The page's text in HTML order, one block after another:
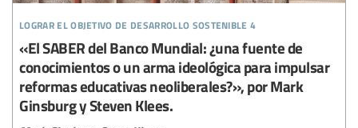
lograr el objetivo de desarrollo sostenible 4
«El SABER del Banco Mundial: ¿una fuente de
conocimientos o un arma ideológica para impulsar
reformas educativas neoliberales?», por Mark
Ginsburg y Steven Klees.